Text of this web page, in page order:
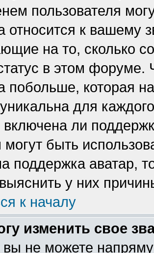
пользователя
относится к вашему
на то, сколько
в этом форуме.
побольше, которая
для
включена ли
могут быть
поддержка аватар,
у них
к началу
изменить свое
не можете